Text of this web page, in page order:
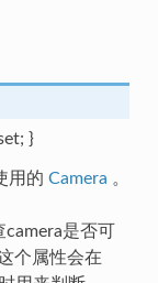
}
用的 Camera 。
是否可
个属性会在